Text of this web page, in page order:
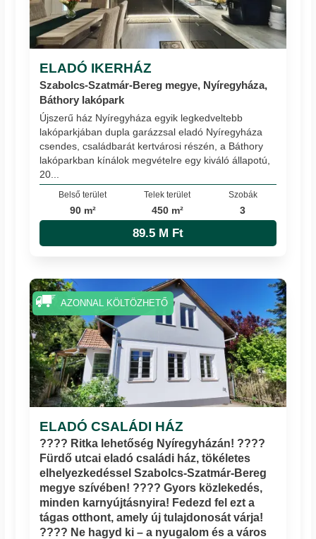
ELADÓ IKERHÁZ
Szabolcs-Szatmár-Bereg megye, Nyíregyháza,
Báthory lakópark
Újszerű ház Nyíregyháza egyik legkedveltebb
lakóparkjában dupla garázzsal eladó Nyíregyháza
csendes, családbarát kertvárosi részén, a Báthory
lakóparkban kínálok megvételre egy kiváló állapotú,
20...
Belső terület
90 m²
Telek terület
450 m²
Szobák
3
89.5 M Ft
ELADÓ CSALÁDI HÁZ
???? Ritka lehetőség Nyíregyházán! ????
Fürdő utcai eladó családi ház, tökéletes
elhelyezkedéssel Szabolcs-Szatmár-Bereg
megye szívében! ???? Gyors közlekedés,
minden karnyújtásnyira! Fedezd fel ezt a
tágas otthont, amely új tulajdonosát várja!
???? Ne hagyd ki – a nyugalom és a város
AZONNAL KÖLTÖZHETŐ